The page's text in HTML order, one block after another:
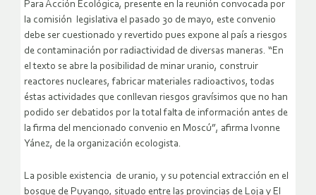
Para Acción Ecológica, presente en la reunión convocada por
la comisión legislativa el pasado 30 de mayo, este convenio
debe ser cuestionado y revertido pues expone al país a riesgos
de contaminación por radiactividad de diversas maneras. “En
el texto se abre la posibilidad de minar uranio, construir
reactores nucleares, fabricar materiales radioactivos, todas
éstas actividades que conllevan riesgos gravísimos que no han
podido ser debatidos por la total falta de información antes de
la firma del mencionado convenio en Moscú”, afirma Ivonne
Yánez, de la organización ecologista.
La posible existencia de uranio, y su potencial extracción en el
bosque de Puyango, situado entre las provincias de Loja y El